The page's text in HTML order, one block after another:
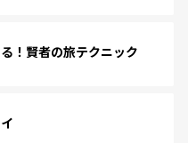
！賢者の旅テクニック